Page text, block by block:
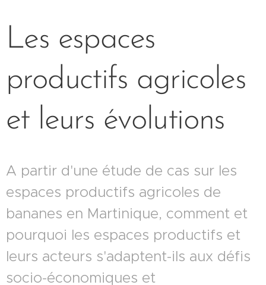
Les espaces
productifs agricoles
et leurs évolutions
A partir d'une étude de cas sur les
espaces productifs agricoles de
bananes en Martinique, comment et
pourquoi les espaces productifs et
leurs acteurs s'adaptent-ils aux défis
socio-économiques et